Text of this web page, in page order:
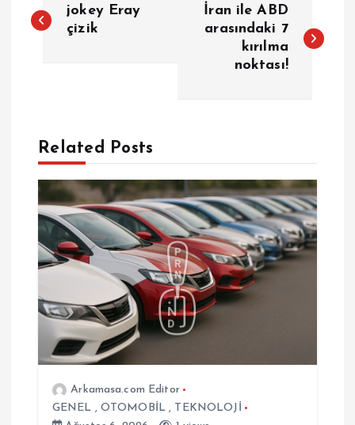
a
g
e
z
n
m
jokey Eray
çizik
İran ile ABD
arasındaki 7
kırılma
noktası!
Related Posts
Arkamasa.com Editor
GENEL , OTOMOBİL , TEKNOLOJİ